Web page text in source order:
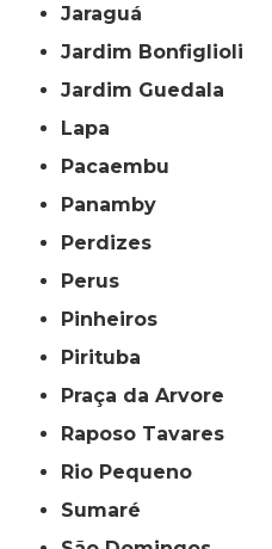
Jaraguá
Jardim Bonfiglioli
Jardim Guedala
Lapa
Pacaembu
Panamby
Perdizes
Perus
Pinheiros
Pirituba
Praça da Arvore
Raposo Tavares
Rio Pequeno
Sumaré